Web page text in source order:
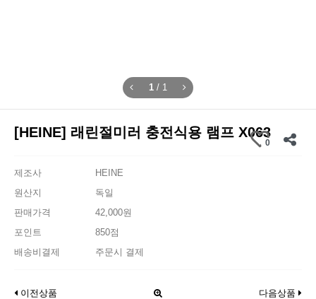
1 / 1
[HEINE] 래린절미러 충전식용 램프 X063
0
제조사
HEINE
원산지
독일
판매가격
42,000원
포인트
850점
배송비결제
주문시 결제
이전상품 다음상품